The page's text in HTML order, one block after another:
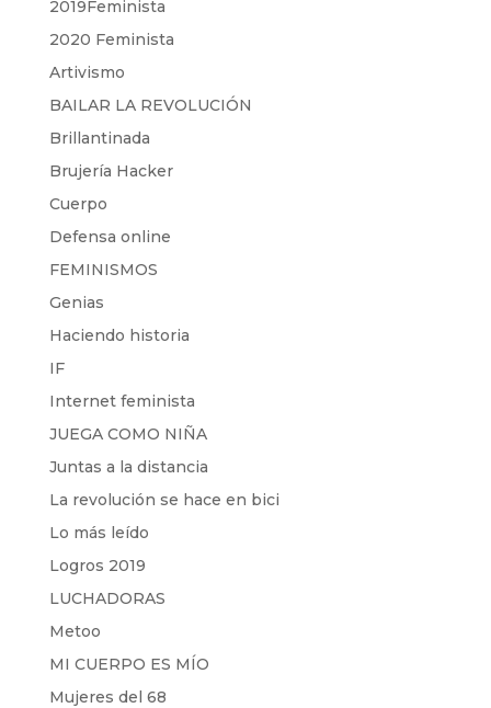
2019Feminista
2020 Feminista
Artivismo
BAILAR LA REVOLUCIÓN
Brillantinada
Brujería Hacker
Cuerpo
Defensa online
FEMINISMOS
Genias
Haciendo historia
IF
Internet feminista
JUEGA COMO NIÑA
Juntas a la distancia
La revolución se hace en bici
Lo más leído
Logros 2019
LUCHADORAS
Metoo
MI CUERPO ES MÍO
Mujeres del 68